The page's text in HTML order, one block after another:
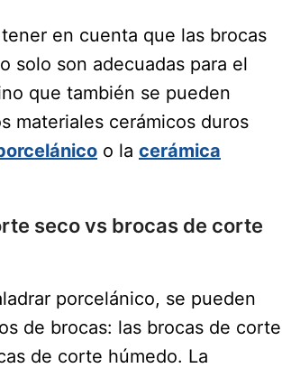
en cuenta que las brocas
solo son adecuadas para el
que también se pueden
materiales cerámicos duros
o la cerámica
seco vs brocas de corte
porcelánico, se pueden
de brocas: las brocas de corte
de corte húmedo. La